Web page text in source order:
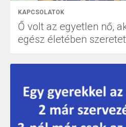
KAPCSOLATOK
Ő volt az egyetlen nő,
egész életében